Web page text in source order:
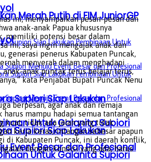
Supiori Siap Lakukan
Untuk Galanita Supiori
Event Besar dan Profesional
Merah Putih di FIM JuniorGP
Supiori Siap Lakukan
Untuk Galanita Supiori
ini, menyampaikan pesan-pesan dan
anak-anak Papua khususnya
memiliki potensi besar dalam
ini, saya ingin mengajak anak dan
generasi penerus Kabupaten Puncak,
menyerah dalam menghadapi
anak-anak puncak terus belajar terus,
kata Penjabat Bupati Puncak Nenu
berpesan, agar anak dan remaja
harus mampu hadapi semua tantangan
kuat, tidak ada jalan yang tidak
kerja keras,rintangan sebesar apapun
di Kabupaten Puncak, ini daerah konflik,
dengan kondisi yang ada, harus